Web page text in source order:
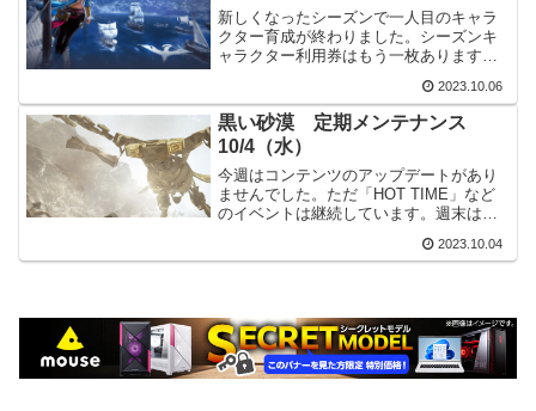
新しくなったシーズンで一人目のキャラ
クター育成が終わりました。シーズンキ
ャラクター利用券はもう一枚あります
常時シーズン今回のシーズンからは利用
期間が無くなり、ずっとシーズンサーバ
ーを利用できます。その為、...
2023.10.06
黒い砂漠 定期メンテナンス
10/4（水）
今週はコンテンツのアップデートがあり
ませんでした。ただ「HOT TIME」など
のイベントは継続しています。週末は連
足りないかもしれません。主要アップデ
2023.10.04